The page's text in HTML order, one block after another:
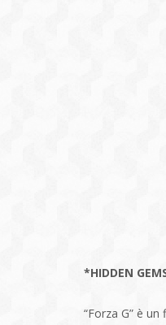
*HIDDEN
“Forza G” è